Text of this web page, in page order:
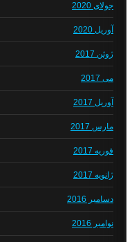
جولای 2020
آوریل 2020
ژوئن 2017
می 2017
آوریل 2017
مارس 2017
فوریه 2017
ژانویه 2017
دسامبر 2016
نوامبر 2016